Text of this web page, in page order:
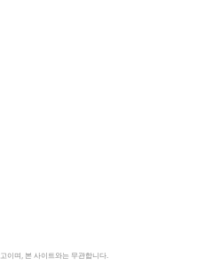
이며, 본 사이트와는 무관합니다.